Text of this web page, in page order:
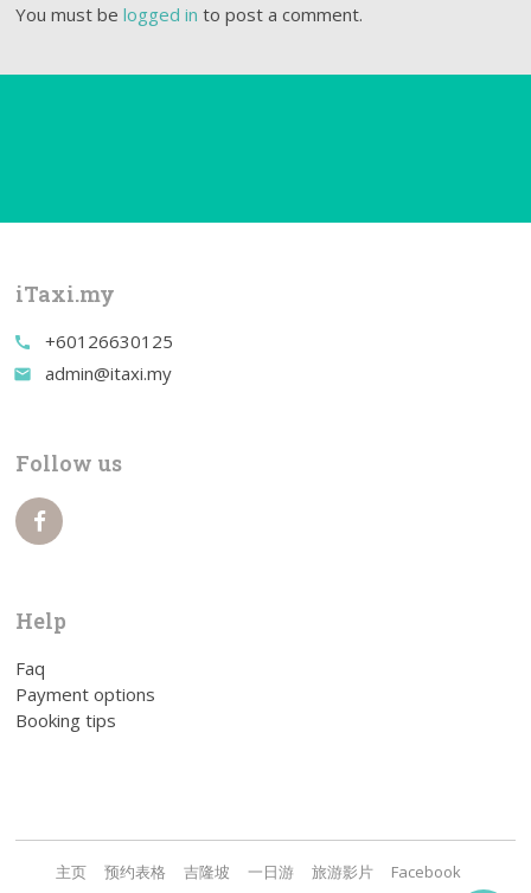
You must belogged in to post a comment.
iTaxi.my
call +60126630125
email admin@itaxi.my
Follow us
Help
Faq
Payment options
Booking tips
主页 预约表格 吉隆坡 一日游 旅游影片 Facebook